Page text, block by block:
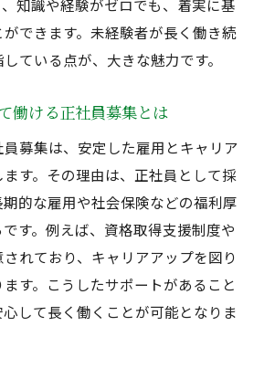
知識や経験がゼロでも、着実に基
できます。未経験者が長く働き続
ている点が、大きな魅力です。
働ける正社員募集とは
募集は、安定した雇用とキャリア
す。その理由は、正社員として採
的な雇用や社会保険などの福利厚
す。例えば、資格取得支援制度や
れており、キャリアアップを図り
す。こうしたサポートがあること
して長く働くことが可能となりま